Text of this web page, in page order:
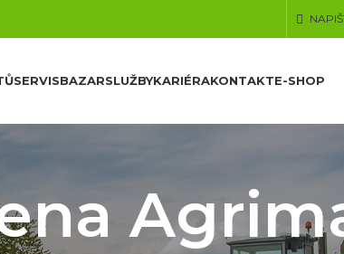
SERVISBAZARSLUŽBYKARIÉRAKONTAKTE-SHOP